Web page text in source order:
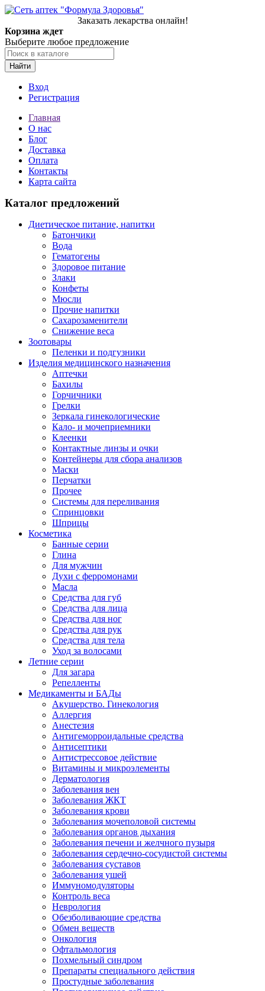
Заказать лекарства онлайн!
Корзина ждет
Выберите любое предложение
Найти
Вход
Регистрация
Главная
О нас
Блог
Доставка
Оплата
Контакты
Карта сайта
Каталог предложений
Диетическое питание, напитки
Батончики
Вода
Гематогены
Здоровое питание
Злаки
Конфеты
Мюсли
Прочие напитки
Сахарозаменители
Снижение веса
Зоотовары
Пеленки и подгузники
Изделия медицинского назначения
Аптечки
Бахилы
Горчичники
Грелки
Зеркала гинекологические
Кало- и мочеприемники
Клеенки
Контактные линзы и очки
Контейнеры для сбора анализов
Маски
Перчатки
Прочее
Системы для переливания
Спринцовки
Шприцы
Косметика
Банные серии
Глина
Для мужчин
Духи с ферромонами
Масла
Средства для губ
Средства для лица
Средства для ног
Средства для рук
Средства для тела
Уход за волосами
Летние серии
Для загара
Репелленты
Медикаменты и БАДы
Акушерство. Гинекология
Аллергия
Анестезия
Антигеморроидальные средства
Антисептики
Антистрессовое действие
Витамины и микроэлементы
Дерматология
Заболевания вен
Заболевания ЖКТ
Заболевания крови
Заболевания мочеполовой системы
Заболевания органов дыхания
Заболевания печени и желчного пузыря
Заболевания сердечно-сосудистой системы
Заболевания суставов
Заболевания ушей
Иммуномодуляторы
Контроль веса
Неврология
Обезболивающие средства
Обмен веществ
Онкология
Офтальмология
Похмельный синдром
Препараты специального действия
Простудные заболевания